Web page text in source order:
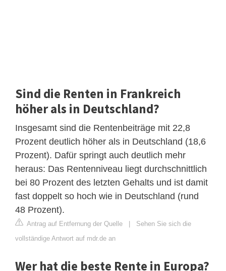
Sind die Renten in Frankreich
höher als in Deutschland?
Insgesamt sind die Rentenbeiträge mit 22,8
Prozent deutlich höher als in Deutschland (18,6
Prozent). Dafür springt auch deutlich mehr
heraus: Das Rentenniveau liegt durchschnittlich
bei 80 Prozent des letzten Gehalts und ist damit
fast doppelt so hoch wie in Deutschland (rund
48 Prozent).
Antrag auf Entfernung der Quelle | Sehen Sie sich die
vollständige Antwort auf mdr.de an
Wer hat die beste Rente in Europa?